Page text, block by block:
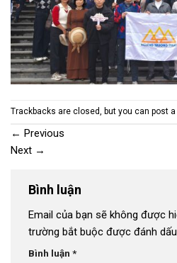
Trackbacks are closed, but you can post
← Previous
Next →
Bình luận
Email của bạn sẽ không được
trường bắt buộc được đánh dấu
Bình luận *